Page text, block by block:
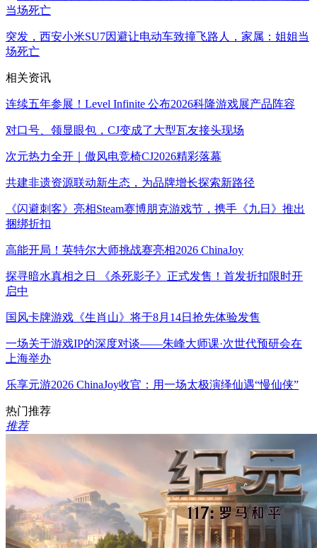
突发，西安小米SU7因避让电动车致撞飞路人，家属：姐姐当
场死亡
相关资讯
连续五年参展！Level Infinite 公布2026科隆游戏展产品阵容
对口号、领显眼包，CJ变成了大型瓦友接头现场
次元热力全开｜傲风电竞椅CJ2026精彩落幕
共建非遗资源联动新生态，为品牌增长探索新路径
《闪避刺客》亮相Steam赛博朋克游戏节，携手《九日》推出
捆绑折扣
高能开局！英特尔大师挑战赛亮相2026 ChinaJoy
探寻暗水真相之日 《杀死影子》正式发售！首发折扣限时开
启中
国风卡牌游戏《生肖山》将于8月14日抢先体验发售
一场关于游戏IP的深度对谈——朱峰大师课·次世代预研会在
上海举办
乐享元游2026 ChinaJoy收官：用一场太极演绎仙遇“慢仙侠”
热门推荐
推荐